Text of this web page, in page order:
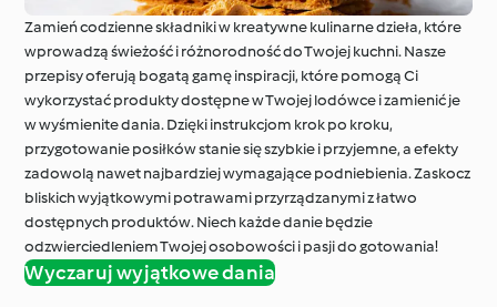
Zamień codzienne składniki w kreatywne kulinarne dzieła, które
wprowadzą świeżość i różnorodność do Twojej kuchni. Nasze
przepisy oferują bogatą gamę inspiracji, które pomogą Ci
wykorzystać produkty dostępne w Twojej lodówce i zamienić je
w wyśmienite dania. Dzięki instrukcjom krok po kroku,
przygotowanie posiłków stanie się szybkie i przyjemne, a efekty
zadowolą nawet najbardziej wymagające podniebienia. Zaskocz
bliskich wyjątkowymi potrawami przyrządzanymi z łatwo
dostępnych produktów. Niech każde danie będzie
odzwierciedleniem Twojej osobowości i pasji do gotowania!
Wyczaruj wyjątkowe dania